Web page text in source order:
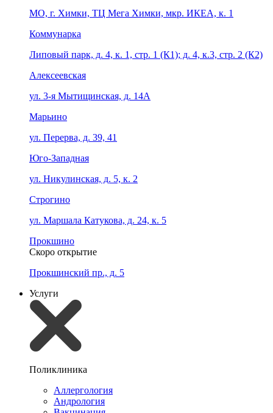
МО, г. Химки, ТЦ Мега Химки, мкр. ИКЕА, к. 1
Коммунарка
Липовый парк, д. 4, к. 1, стр. 1 (К1); д. 4, к.3, стр. 2 (К2)
Алексеевская
ул. 3-я Мытищинская, д. 14А
Марьино
ул. Перерва, д. 39, 41
Юго-Западная
ул. Никулинская, д. 5, к. 2
Строгино
ул. Маршала Катукова, д. 24, к. 5
Прокшино
Скоро открытие
Прокшинский пр., д. 5
Услуги
Поликлиника
Аллергология
Андрология